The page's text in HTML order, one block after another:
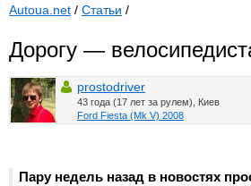
Autoua.net / Статьи /
Дорогу —
prostodriver
43 года (17 лет за рулем), Киев
Ford Fiesta (Mk V) 2008
Пару недель назад в новостях